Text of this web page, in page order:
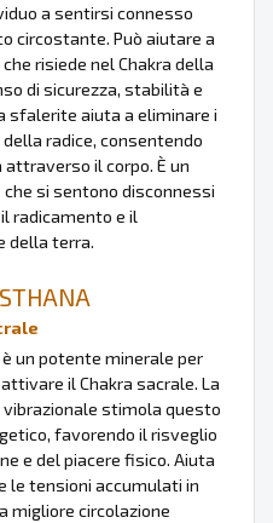
a sentirsi connesso
circostante. Può aiutare a
risiede nel Chakra della
di sicurezza, stabilità e
sfalerite aiuta a eliminare i
radice, consentendo
il corpo. È un
si sentono disconnessi
radicamento e il
della terra.
un potente minerale per
il Chakra sacrale. La
vibrazionale stimola questo
favorendo il risveglio
e del piacere fisico. Aiuta
le tensioni accumulati in
migliore circolazione